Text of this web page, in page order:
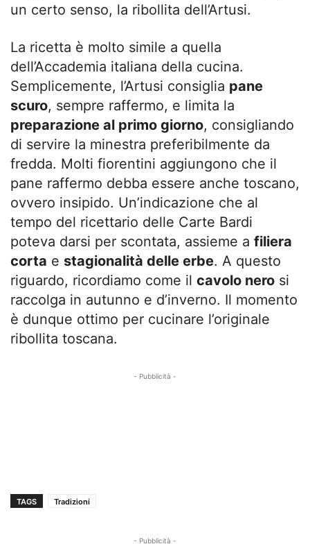
un certo senso, la ribollita dell’Artusi.
La ricetta è molto simile a quella
dell’Accademia italiana della cucina.
Semplicemente, l’Artusi consiglia pane
scuro, sempre raffermo, e limita la
preparazione al primo giorno, consigliando
di servire la minestra preferibilmente da
fredda. Molti fiorentini aggiungono che il
pane raffermo debba essere anche toscano,
ovvero insipido. Un’indicazione che al
tempo del ricettario delle Carte Bardi
poteva darsi per scontata, assieme a filiera
corta e stagionalità delle erbe. A questo
riguardo, ricordiamo come il cavolo nero si
raccolga in autunno e d’inverno. Il momento
è dunque ottimo per cucinare l’originale
ribollita toscana.
- Pubblicità -
TAGS Tradizioni
- Pubblicità -